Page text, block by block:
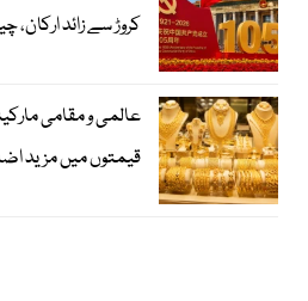
کروڑ سے زائد
عالمی و مقامی
قیمتوں میں مزید